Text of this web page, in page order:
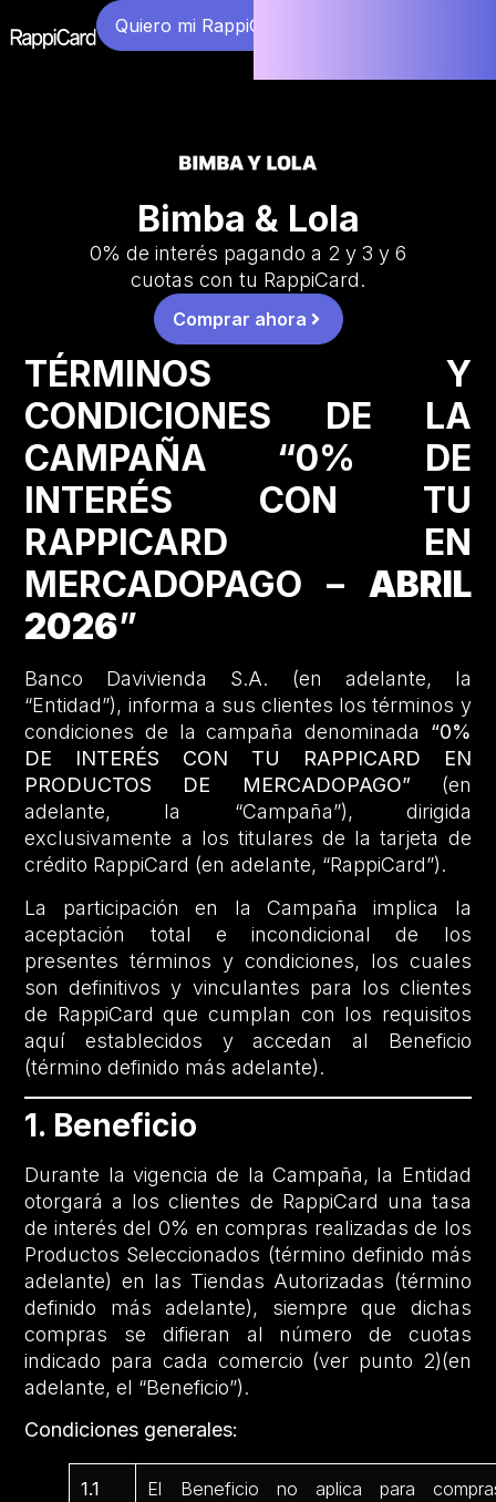
Quiero mi RappiCard
Bimba & Lola
0% de interés pagando a 2 y 3 y 6
cuotas con tu RappiCard.
Comprar ahora
TÉRMINOS Y
CONDICIONES DE LA
CAMPAÑA “0% DE
INTERÉS CON TU
RAPPICARD EN
MERCADOPAGO – ABRIL
2026”
Banco Davivienda S.A. (en adelante, la
“Entidad”), informa a sus clientes los términos y
condiciones de la campaña denominada “0%
DE INTERÉS CON TU RAPPICARD EN
PRODUCTOS DE MERCADOPAGO” (en
adelante, la “Campaña”), dirigida
exclusivamente a los titulares de la tarjeta de
crédito RappiCard (en adelante, “RappiCard”).
La participación en la Campaña implica la
aceptación total e incondicional de los
presentes términos y condiciones, los cuales
son definitivos y vinculantes para los clientes
de RappiCard que cumplan con los requisitos
aquí establecidos y accedan al Beneficio
(término definido más adelante).
1. Beneficio
Durante la vigencia de la Campaña, la Entidad
otorgará a los clientes de RappiCard una tasa
de interés del 0% en compras realizadas de los
Productos Seleccionados (término definido más
adelante) en las Tiendas Autorizadas (término
definido más adelante), siempre que dichas
compras se difieran al número de cuotas
indicado para cada comercio (ver punto 2)(en
adelante, el “Beneficio”).
Condiciones generales:
1.1
El Beneficio no aplica para